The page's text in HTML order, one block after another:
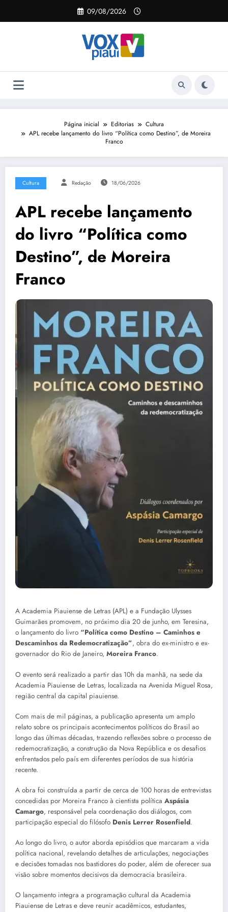
o
09/08/2026
Página inicial Editorias
Cultura
APL recebe lançamento do livro “Política como Destino”, de Moreira
Franco
Cultura Redação 18/06/2026
APL recebe lançamento
do livro “Política como
Destino”, de Moreira
Franco
A Academia Piauiense de Letras (APL) e a Fundação Ulysses
Guimarães promovem, no próximo dia 20 de junho, em Teresina,
o lançamento do livro “Política como Destino – Caminhos e
Descaminhos da Redemocratização”, obra do ex-ministro e ex-
governador do Rio de Janeiro, Moreira Franco.
O evento será realizado a partir das 10h da manhã, na sede da
Academia Piauiense de Letras, localizada na Avenida Miguel Rosa,
região central da capital piauiense.
Com mais de mil páginas, a publicação apresenta um amplo
relato sobre os principais acontecimentos políticos do Brasil ao
longo das últimas décadas, trazendo reflexões sobre o processo de
redemocratização, a construção da Nova República e os desafios
enfrentados pelo país em diferentes períodos de sua história
recente.
A obra foi construída a partir de cerca de 100 horas de entrevistas
concedidas por Moreira Franco à cientista política Aspásia
Camargo, responsável pela coordenação dos diálogos, com
participação especial do filósofo Denis Lerrer Rosenfield.
Ao longo do livro, o autor aborda episódios que marcaram a vida
política nacional, revelando detalhes de articulações, negociações
e decisões tomadas nos bastidores do poder, além de oferecer sua
visão sobre momentos decisivos da democracia brasileira.
O lançamento integra a programação cultural da Academia
Piauiense de Letras e deve reunir acadêmicos, estudantes,